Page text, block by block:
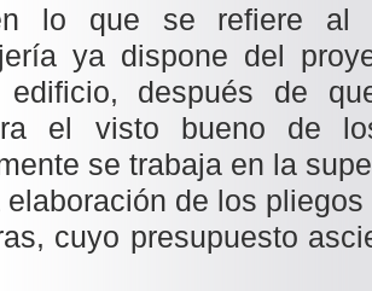
lo que se refiere al
ya dispone del
edificio, después de
el visto bueno de
se trabaja en la
elaboración de los
cuyo presupuesto